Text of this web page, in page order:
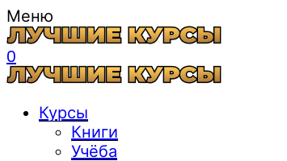
Меню
0
Курсы
Книги
Учёба